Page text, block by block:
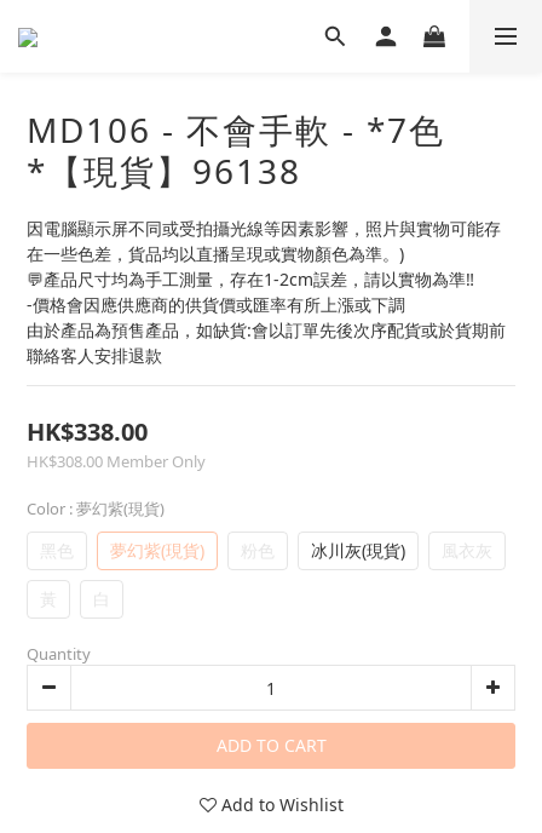
MD106 - 不會手軟 - *7色
*【現貨】96138
因電腦顯示屏不同或受拍攝光線等因素影響，照片與實物可能存
在一些色差，貨品均以直播呈現或實物顏色為準。)
💬產品尺寸均為手工測量，存在1-2cm誤差，請以實物為準‼
-價格會因應供應商的供貨價或匯率有所上漲或下調
由於產品為預售產品，如缺貨:會以訂單先後次序配貨或於貨期前
聯絡客人安排退款
HK$338.00
HK$308.00 Member Only
Color : 夢幻紫(現貨)
黑色 夢幻紫(現貨) 粉色 冰川灰(現貨) 風衣灰
黃 白
Quantity
ADD TO CART
Add to Wishlist